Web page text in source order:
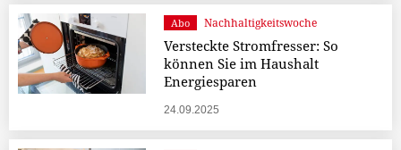
Abo Nachhaltigkeitswoche
Versteckte Stromfresser: So
können Sie im Haushalt
Energiesparen
24.09.2025